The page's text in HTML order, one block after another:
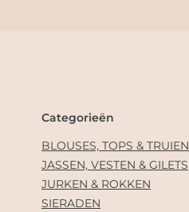
Categorieën
BLOUSES, TOPS & TRUIEN
JASSEN, VESTEN & GILETS
JURKEN & ROKKEN
SIERADEN